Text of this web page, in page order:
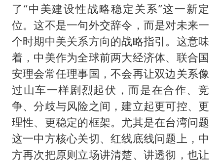
了“中美建设性战略稳定关系”这一新定
位。这不是一句外交辞令，而是对未来一
个时期中美关系方向的战略指引。这意味
着，中美作为全球前两大经济体、联合国
安理会常任理事国，不会再让双边关系像
过山车一样剧烈起伏，而是在合作、竞
争、分歧与风险之间，建立起更可控、更
理性、更稳定的框架。尤其是在台湾问题
这一中方核心关切、红线底线问题上，中
方再次把原则立场讲清楚、讲透彻，也让